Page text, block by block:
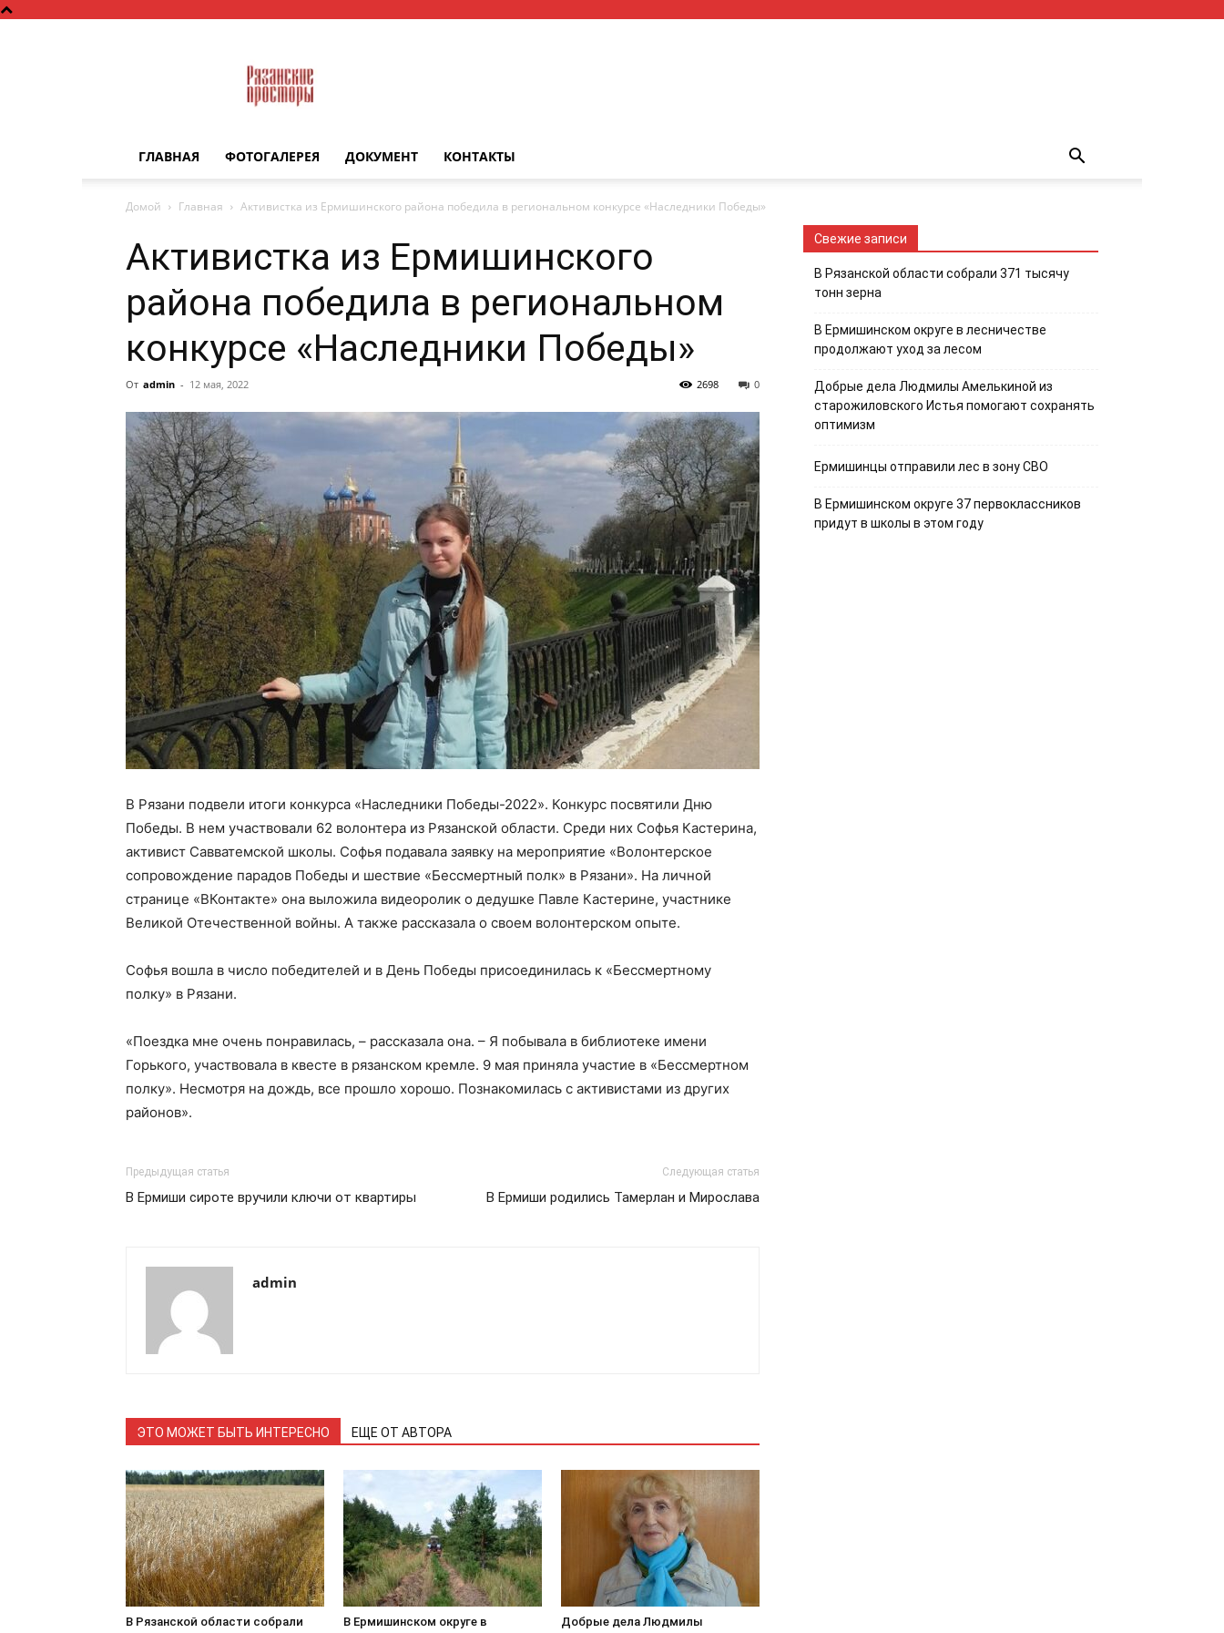
просторы
ГЛАВНАЯ ФОТОГАЛЕРЕЯ ДОКУМЕНТ КОНТАКТЫ
Домой Главная Активистка из Ермишинского района победила в региональном конкурсе «Наследники Победы»
Активистка из Ермишинского
района победила в региональном
конкурсе «Наследники Победы»
От admin - 12 мая, 2022 0
2698
В Рязани подвели итоги конкурса «Наследники Победы-2022». Конкурс посвятили Дню
Победы. В нем участвовали 62 волонтера из Рязанской области. Среди них Софья Кастерина,
активист Савватемской школы. Софья подавала заявку на мероприятие «Волонтерское
сопровождение парадов Победы и шествие «Бессмертный полк» в Рязани». На личной
странице «ВКонтакте» она выложила видеоролик о дедушке Павле Кастерине, участнике
Великой Отечественной войны. А также рассказала о своем волонтерском опыте.
Софья вошла в число победителей и в День Победы присоединилась к «Бессмертному
полку» в Рязани.
«Поездка мне очень понравилась, – рассказала она. – Я побывала в библиотеке имени
Горького, участвовала в квесте в рязанском кремле. 9 мая приняла участие в «Бессмертном
полку». Несмотря на дождь, все прошло хорошо. Познакомилась с активистами из других
районов».
Предыдущая статья
В Ермиши сироте вручили ключи от квартиры
Следующая статья
В Ермиши родились Тамерлан и Мирослава
admin
ЭТО МОЖЕТ БЫТЬ ИНТЕРЕСНО ЕЩЕ ОТ АВТОРА
В Рязанской области собрали
В Ермишинском округе в
Добрые дела Людмилы
Свежие записи
В Рязанской области собрали 371 тысячу
тонн зерна
В Ермишинском округе в лесничестве
продолжают уход за лесом
Добрые дела Людмилы Амелькиной из
старожиловского Истья помогают сохранять
оптимизм
Ермишинцы отправили лес в зону СВО
В Ермишинском округе 37 первоклассников
придут в школы в этом году